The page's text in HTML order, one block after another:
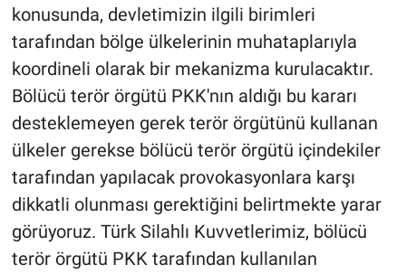
konusunda, devletimizin ilgili birimleri
tarafından bölge ülkelerinin muhataplarıyla
koordineli olarak bir mekanizma kurulacaktır.
Bölücü terör örgütü PKK'nın aldığı bu kararı
desteklemeyen gerek terör örgütünü kullanan
ülkeler gerekse bölücü terör örgütü içindekiler
tarafından yapılacak provokasyonlara karşı
dikkatli olunması gerektiğini belirtmekte yarar
görüyoruz. Türk Silahlı Kuvvetlerimiz, bölücü
terör örgütü PKK tarafından kullanılan